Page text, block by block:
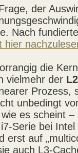
der
Nach
hier
die
vielmehr der
Prozess,
unbedingt
es scheint
Serie bei
erst auf
auch L3-